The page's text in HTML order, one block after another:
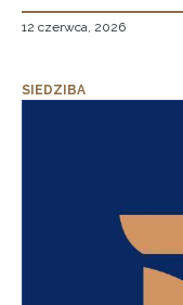
12 czerwca, 2026
SIEDZIBA